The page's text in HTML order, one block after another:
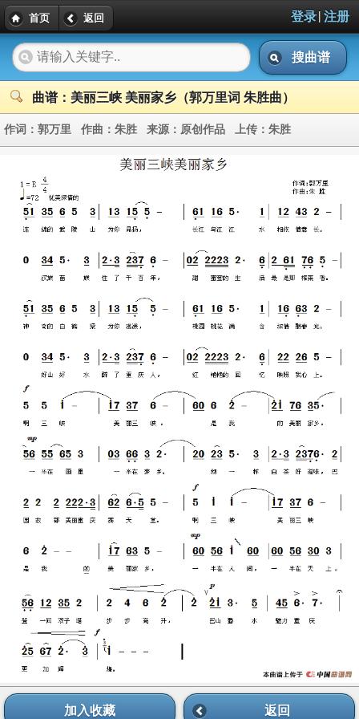
首页 返回 登录| 注册
搜曲谱
曲谱：美丽三峡 美丽家乡（郭万里词 朱胜曲）
作词： 郭万里 作曲： 朱胜 来源： 原创作品 上传： 朱胜
加入收藏 返回